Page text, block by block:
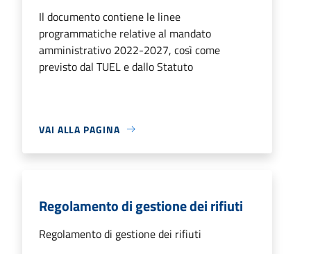
Il documento contiene le linee
programmatiche relative al mandato
amministrativo 2022-2027, così come
previsto dal TUEL e dallo Statuto
VAI ALLA PAGINA
Regolamento di gestione dei rifiuti
Regolamento di gestione dei rifiuti